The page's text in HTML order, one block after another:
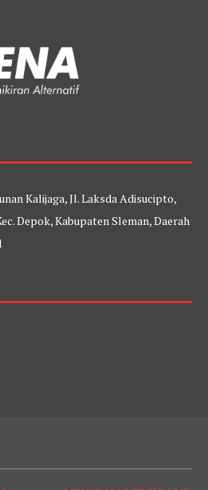
Kalijaga, Jl. Laksda Adisucipto,
Depok, Kabupaten Sleman, Daerah